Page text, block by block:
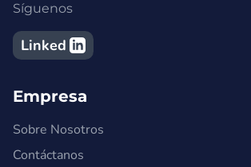
Síguenos
Linked
Empresa
Sobre Nosotros
Contáctanos